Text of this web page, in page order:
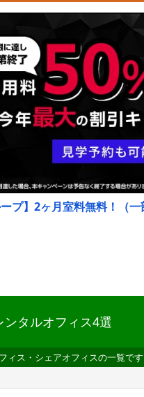
プ】2ヶ月室料無料！（一
ンタルオフィス4選
ィス・シェアオフィスの一覧です